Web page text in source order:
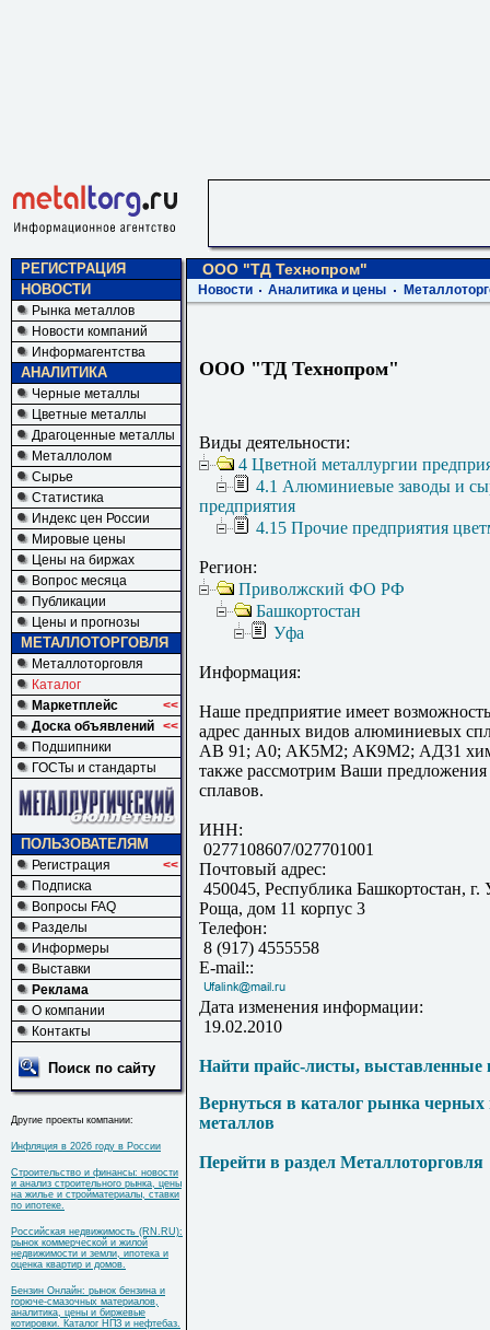
РЕГИСТРАЦИЯ
НОВОСТИ
Рынка металлов
Новости компаний
Информагентства
АНАЛИТИКА
Черные металлы
Цветные металлы
Драгоценные металлы
Металлолом
Сырье
Статистика
Индекс цен России
Мировые цены
Цены на биржах
Вопрос месяца
Публикации
Цены и прогнозы
МЕТАЛЛОТОРГОВЛЯ
Металлоторговля
Каталог
Маркетплейс
<<
Доска объявлений <<
Подшипники
ГОСТы и стандарты
ПОЛЬЗОВАТЕЛЯМ
Регистрация
<<
Подписка
Вопросы FAQ
Разделы
Информеры
Выставки
Реклама
О компании
Контакты
Поиск по сайту
Другие проекты компании:
Инфляция в 2026 году в России
Строительство и финансы: новости
и анализ строительного рынка, цены
на жилье и стройматериалы, ставки
по ипотеке.
Российская недвижимость (RN.RU):
рынок коммерческой и жилой
недвижимости и земли, ипотека и
оценка квартир и домов.
Бензин Онлайн: рынок бензина и
горюче-смазочных материалов,
аналитика, цены и биржевые
котировки. Каталог НПЗ и нефтебаз.
ООО "ТД Технопром"
Новости Аналитика и цены
ООО "ТД Технопром"
Виды деятельности:
4 Цветной металлургии
4.1 Алюминиевые заводы и
предприятия
4.15 Прочие предприятия
Регион:
Приволжский ФО РФ
Башкортостан
Уфа
Информация:
Наше предприятие имеет
адрес данных видов алюминиевых
АВ 91; А0; АК5М2; АК9М2; АД31
также рассмотрим Ваши предложения
сплавов.
ИНН:
0277108607/027701001
Почтовый адрес:
450045, Республика Башкортостан, г.
Роща, дом 11 корпус 3
Телефон:
8 (917) 4555558
E-mail::
Дата изменения информации:
19.02.2010
Найти прайс-листы, выставленные
Вернуться в каталог рынка
металлов
Перейти в раздел Металлоторговля